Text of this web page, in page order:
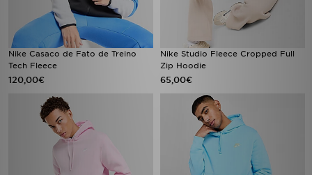
Nike Casaco de Fato de Treino
Tech Fleece
120,00€
Nike Studio Fleece Cropped Full
Zip Hoodie
65,00€